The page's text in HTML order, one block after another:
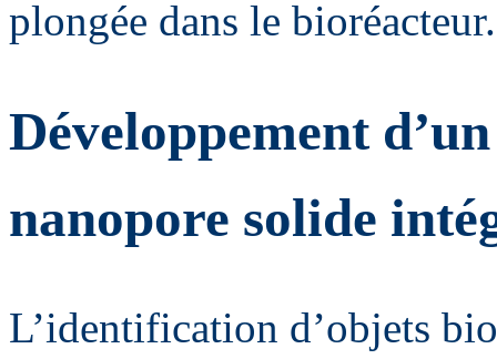
plongée dans le bioréacteur.
Développement
nanopore solide
L’identification d’objets